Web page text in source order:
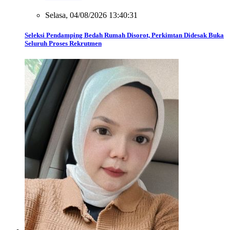
Selasa, 04/08/2026 13:40:31
Seleksi Pendamping Bedah Rumah Disorot, Perkimtan Didesak Buka
Seluruh Proses Rekrutmen